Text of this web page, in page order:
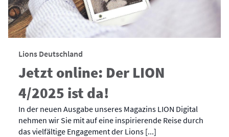
Lions Deutschland
Jetzt online: Der LION
4/2025 ist da!
In der neuen Ausgabe unseres Magazins LION Digital
nehmen wir Sie mit auf eine inspirierende Reise durch
das vielfältige Engagement der Lions [...]